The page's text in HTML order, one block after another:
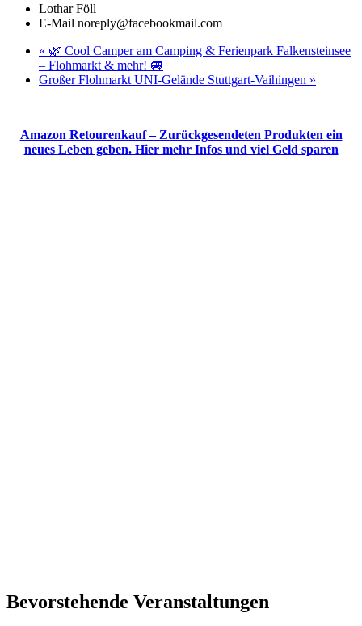
Lothar Föll
E-Mail noreply@facebookmail.com
« 🌿 Cool Camper am Camping & Ferienpark Falkensteinsee
– Flohmarkt & mehr! 🚐
Großer Flohmarkt UNI-Gelände Stuttgart-Vaihingen »
Amazon Retourenkauf – Zurückgesendeten Produkten ein
neues Leben geben. Hier mehr Infos und viel Geld sparen
Bevorstehende Veranstaltungen